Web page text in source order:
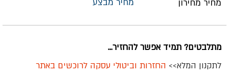
מחיר מחירון
מתלבטים? תמיד אפשר להחזיר...
לתקנון המלא>> החזרות וביטולי עסקה לרוכשים באתר